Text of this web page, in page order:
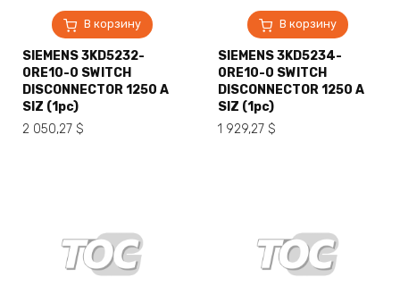
В корзину
SIEMENS 3KD5232-
0RE10-0 SWITCH
DISCONNECTOR 1250 A
SIZ (1pc)
2 050,27 $
В корзину
SIEMENS 3KD5234-
0RE10-0 SWITCH
DISCONNECTOR 1250 A
SIZ (1pc)
1 929,27 $